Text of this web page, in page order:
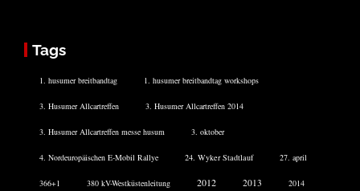
Tags
1. husumer breitbandtag 1. husumer breitbandtag workshops
3. Husumer Allcartreffen 3. Husumer Allcartreffen 2014
3. Husumer Allcartreffen messe husum 3. oktober
4. Nordeuropäischen E-Mobil Rallye 24. Wyker Stadtlauf 27. april
366+1 380 kV-Westküstenleitung 2012 2013 2014